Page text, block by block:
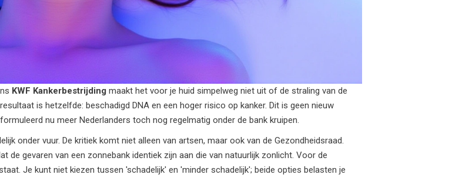
KWF Kankerbestrijding maakt het voor je huid simpelweg niet uit of de straling van de
is hetzelfde: beschadigd DNA en een hoger risico op kanker. Dit is geen nieuw
nu meer Nederlanders toch nog regelmatig onder de bank kruipen.
onder vuur. De kritiek komt niet alleen van artsen, maar ook van de Gezondheidsraad.
de gevaren van een zonnebank identiek zijn aan die van natuurlijk zonlicht. Voor de
Je kunt niet kiezen tussen 'schadelijk' en 'minder schadelijk'; beide opties belasten je